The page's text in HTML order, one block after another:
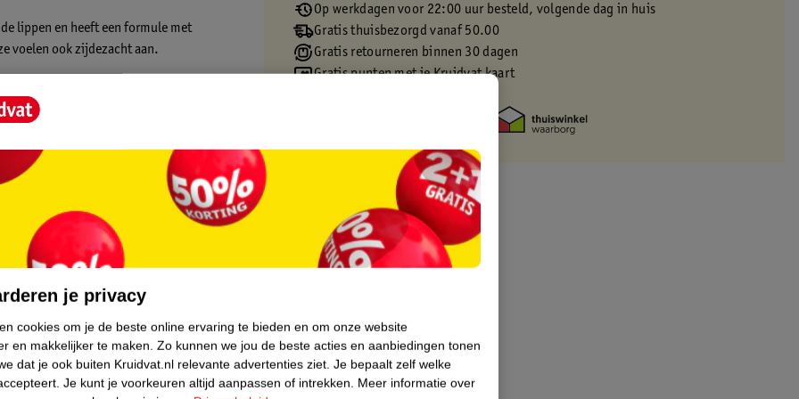
lippen en heeft een formule met
voelen ook zijdezacht aan.
je lippen en zorgt voor een natuurlijk,
finish zonder plakkerigheid, zodat je
door gehydrateerd en soepel blijven. Na
ze gladder aan, met een zichtbaar
geven je lippen een subtiele,
Oil Lippenbalsem:
Op werkdagen voor 22:00 uur besteld, volgende dag in huis
Gratis thuisbezorgd vanaf 50.00
Gratis retourneren binnen 30 dagen
Gratis punten met je Kruidvat kaart
je privacy
cookies om je de beste online ervaring te bieden en om onze website
en makkelijker te maken. Zo kunnen we jou de beste acties en aanbiedingen tonen
dat je ook buiten Kruidvat.nl relevante advertenties ziet. Je bepaalt zelf welke
Je kunt je voorkeuren altijd aanpassen of intrekken. Meer informatie over